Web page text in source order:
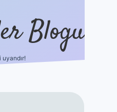
Blogu